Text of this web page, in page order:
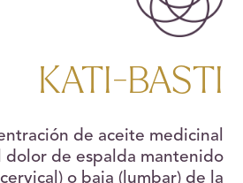
KATI-BASTI
de aceite medicinal
dolor de espalda mantenido
o baja (lumbar) de la